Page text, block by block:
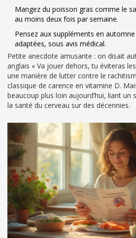
Mangez du poisson gras comme le
au moins deux fois par semaine.
Pensez aux suppléments en
adaptées, sous avis médical.
Petite anecdote amusante : on disait
anglais « Va jouer dehors, tu éviteras
une manière de lutter contre le
classique de carence en vitamine D.
beaucoup plus loin aujourd’hui, liant un
la santé du cerveau sur des décennies.